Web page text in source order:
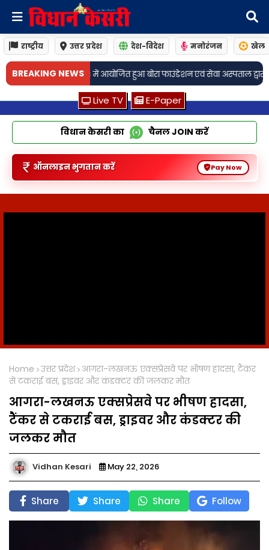
राष्ट्रीय उत्तर प्रदेश देश-विदेश मनोरंजन खेल
BREAKING NEWS
एवं सेवा अस्पताल द्वारा निरूशुल्क 93 वाँ स्वास्थ्य शिविर! लाभार्थियों को
Live TV E-Paper
विधान केसरी का चैनलJOIN करें
ऑनलाइन भुगतान करें Pay Now
Home उत्तर प्रदेश आगरा-लखनऊ एक्सप्रेसवे पर भीषण हादसा, टैंकर
से टकराई बस, ड्राइवर और कंडक्टर की जलकर मौत
आगरा-लखनऊ एक्सप्रेसवे पर भीषण हादसा,
टैंकर से टकराई बस, ड्राइवर और कंडक्टर की
जलकर मौत
Vidhan Kesari May 22, 2026
Share Share Share Follow